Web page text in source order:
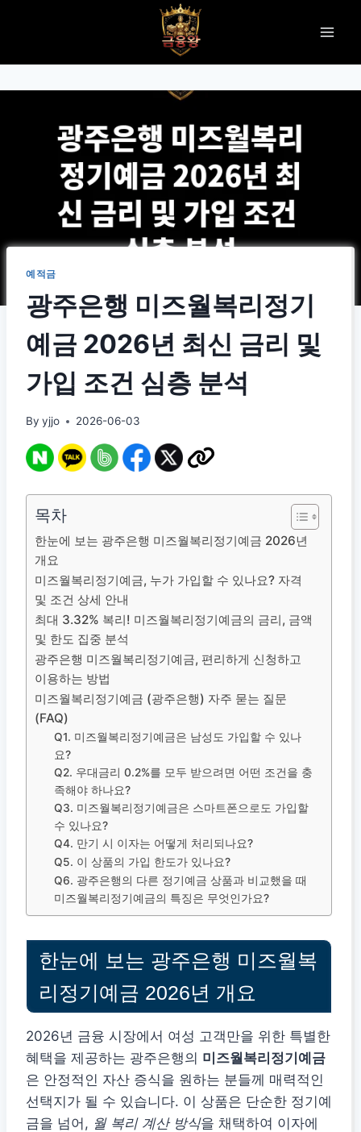
예적금
광주은행 미즈월복리정기
예금 2026년 최신 금리 및
가입 조건 심층 분석
By yjjo 2026-06-03
목차
한눈에 보는 광주은행 미즈월복리정기예금 2026년
개요
미즈월복리정기예금, 누가 가입할 수 있나요? 자격
및 조건 상세 안내
최대 3.32% 복리! 미즈월복리정기예금의 금리, 금액
및 한도 집중 분석
광주은행 미즈월복리정기예금, 편리하게 신청하고
이용하는 방법
미즈월복리정기예금 (광주은행) 자주 묻는 질문
(FAQ)
Q1. 미즈월복리정기예금은 남성도 가입할 수 있나
요?
Q2. 우대금리 0.2%를 모두 받으려면 어떤 조건을 충
족해야 하나요?
Q3. 미즈월복리정기예금은 스마트폰으로도 가입할
수 있나요?
Q4. 만기 시 이자는 어떻게 처리되나요?
Q5. 이 상품의 가입 한도가 있나요?
Q6. 광주은행의 다른 정기예금 상품과 비교했을 때
미즈월복리정기예금의 특징은 무엇인가요?
한눈에 보는 광주은행 미즈월복
리정기예금 2026년 개요
2026년 금융 시장에서 여성 고객만을 위한 특별한
혜택을 제공하는 광주은행의 미즈월복리정기예금
은 안정적인 자산 증식을 원하는 분들께 매력적인
선택지가 될 수 있습니다. 이 상품은 단순한 정기예
금을 넘어, 월 복리 계산 방식을 채택하여 이자에